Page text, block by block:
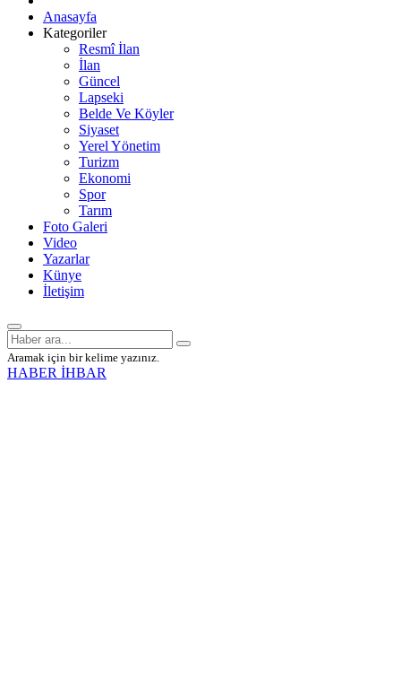
Anasayfa
Kategoriler
Resmî İlan
İlan
Güncel
Lapseki
Belde Ve Köyler
Siyaset
Yerel Yönetim
Turizm
Ekonomi
Spor
Tarım
Foto Galeri
Video
Yazarlar
Künye
İletişim
Aramak için bir kelime yazınız.
HABER İHBAR